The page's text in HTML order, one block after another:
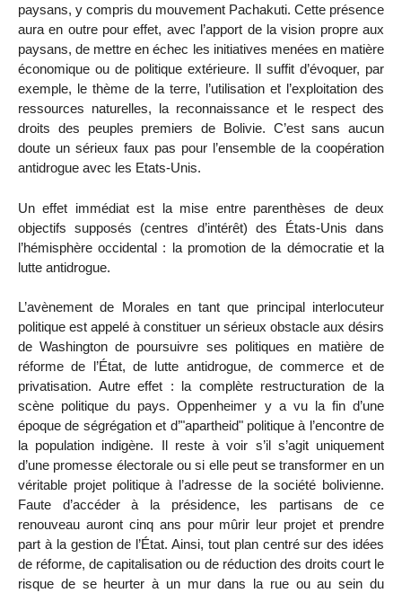
paysans, y compris du mouvement Pachakuti. Cette présence
aura en outre pour effet, avec l’apport de la vision propre aux
paysans, de mettre en échec les initiatives menées en matière
économique ou de politique extérieure. Il suffit d’évoquer, par
exemple, le thème de la terre, l’utilisation et l’exploitation des
ressources naturelles, la reconnaissance et le respect des
droits des peuples premiers de Bolivie. C’est sans aucun
doute un sérieux faux pas pour l’ensemble de la coopération
antidrogue avec les Etats-Unis.
Un effet immédiat est la mise entre parenthèses de deux
objectifs supposés (centres d’intérêt) des États-Unis dans
l’hémisphère occidental : la promotion de la démocratie et la
lutte antidrogue.
L’avènement de Morales en tant que principal interlocuteur
politique est appelé à constituer un sérieux obstacle aux désirs
de Washington de poursuivre ses politiques en matière de
réforme de l’État, de lutte antidrogue, de commerce et de
privatisation. Autre effet : la complète restructuration de la
scène politique du pays. Oppenheimer y a vu la fin d’une
époque de ségrégation et d’"apartheid" politique à l’encontre de
la population indigène. Il reste à voir s’il s’agit uniquement
d’une promesse électorale ou si elle peut se transformer en un
véritable projet politique à l’adresse de la société bolivienne.
Faute d’accéder à la présidence, les partisans de ce
renouveau auront cinq ans pour mûrir leur projet et prendre
part à la gestion de l’État. Ainsi, tout plan centré sur des idées
de réforme, de capitalisation ou de réduction des droits court le
risque de se heurter à un mur dans la rue ou au sein du